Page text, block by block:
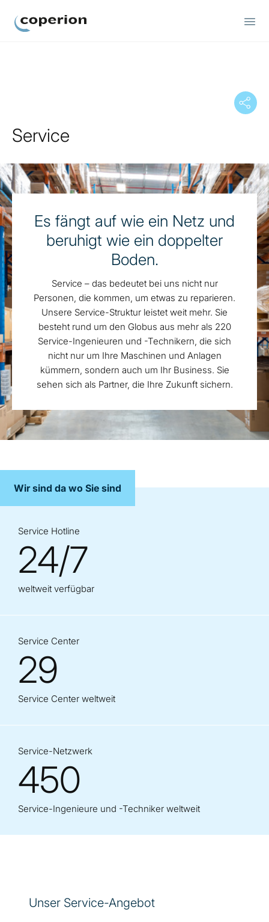
Service
Es fängt auf wie ein Netz und
beruhigt wie ein doppelter
Boden.
Service – das bedeutet bei uns nicht nur
Personen, die kommen, um etwas zu reparieren.
Unsere Service-Struktur leistet weit mehr. Sie
besteht rund um den Globus aus mehr als 220
Service-Ingenieuren und -Technikern, die sich
nicht nur um Ihre Maschinen und Anlagen
kümmern, sondern auch um Ihr Business. Sie
sehen sich als Partner, die Ihre Zukunft sichern.
Wir sind da wo Sie sind
Service Hotline
24/7
weltweit verfügbar
Service Center
29
Service Center weltweit
Service-Netzwerk
450
Service-Ingenieure und -Techniker weltweit
Unser Service-Angebot